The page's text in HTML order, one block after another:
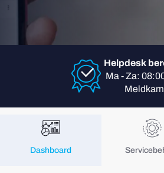
Helpdesk
Ma - Za:
Dashboard